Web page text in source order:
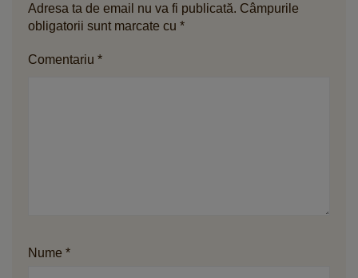
Adresa ta de email nu va fi publicată. Câmpurile
obligatorii sunt marcate cu *
Comentariu *
Nume *